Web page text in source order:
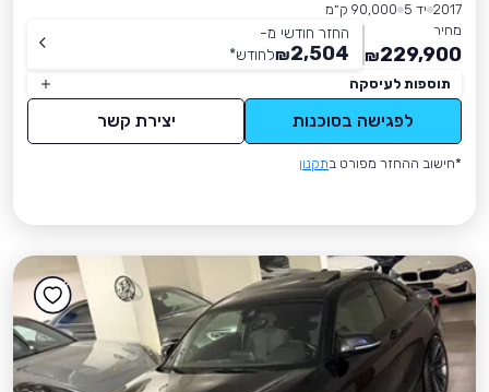
2017 יד 5
90,000 ק״מ
מחיר
229,900
₪
החזר חודשי מ-
2,504
₪לחודש*
תוספות לעיסקה
לפגישה בסוכנות יצירת קשר
*חישוב ההחזר מפורט בתקנון